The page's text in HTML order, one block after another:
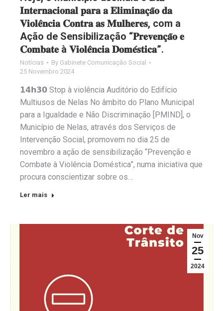
𝐈𝐧𝐭𝐞𝐫𝐧𝐚𝐜𝐢𝐨𝐧𝐚𝐥 𝐩𝐚𝐫𝐚 𝐚 𝐄𝐥𝐢𝐦𝐢𝐧𝐚𝐜̧𝐚̃𝐨 𝐝𝐚
𝐕𝐢𝐨𝐥𝐞̂𝐧𝐜𝐢𝐚 𝐂𝐨𝐧𝐭𝐫𝐚 𝐚𝐬 𝐌𝐮𝐥𝐡𝐞𝐫𝐞𝐬, com a
Ação de Sensibilização “𝐏𝐫𝐞𝐯𝐞𝐧𝐜̧𝐚̃𝐨 𝐞
𝐂𝐨𝐦𝐛𝐚𝐭𝐞 à 𝐕𝐢𝐨𝐥𝐞̂𝐧𝐜𝐢𝐚 𝐃𝐨𝐦𝐞́𝐬𝐭𝐢𝐜𝐚”.
Notícias By Gabinete Comunicação Social
25 Novembro 2024
𝟭𝟰𝗵𝟯𝟬 Stop à violência Auditório do Edifício
Multiusos de Nelas No âmbito do Plano Municipal
para a Igualdade e Não Discriminação [PMIND], o
Município de Nelas, através dos Serviços de
Intervenção Social, promovem no dia 25 de
novembro a ação de sensibilização “Prevenção e
Combate à Violência Doméstica”, numa iniciativa que
procura conscientizar sobre os…
Ler mais
Nov
25
2024